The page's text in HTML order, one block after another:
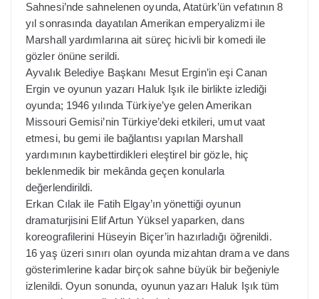
Sahnesi’nde sahnelenen oyunda, Atatürk’ün vefatının 8
yıl sonrasında dayatılan Amerikan emperyalizmi ile
Marshall yardımlarına ait süreç hicivli bir komedi ile
gözler önüne serildi.
Ayvalık Belediye Başkanı Mesut Ergin’in eşi Canan
Ergin ve oyunun yazarı Haluk Işık ile birlikte izlediği
oyunda; 1946 yılında Türkiye’ye gelen Amerikan
Missouri Gemisi’nin Türkiye’deki etkileri, umut vaat
etmesi, bu gemi ile bağlantısı yapılan Marshall
yardımının kaybettirdikleri eleştirel bir gözle, hiç
beklenmedik bir mekânda geçen konularla
değerlendirildi.
Erkan Cılak ile Fatih Elgay’ın yönettiği oyunun
dramaturjisini Elif Artun Yüksel yaparken, dans
koreografilerini Hüseyin Biçer’in hazırladığı öğrenildi.
16 yaş üzeri sınırı olan oyunda mizahtan drama ve dans
gösterimlerine kadar birçok sahne büyük bir beğeniyle
izlenildi. Oyun sonunda, oyunun yazarı Haluk Işık tüm